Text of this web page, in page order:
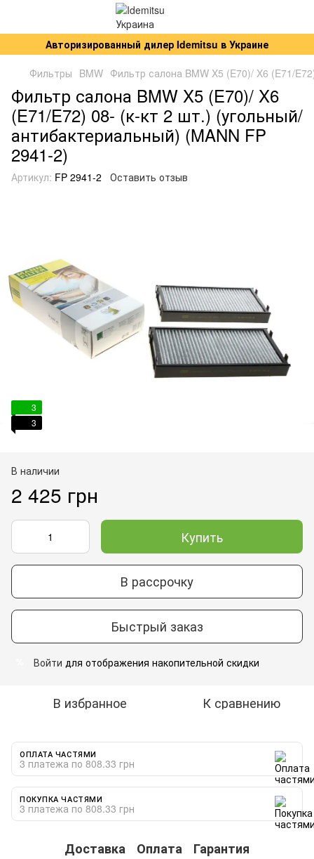
Авторизированный дилер Idemitsu в Украине
Фильтры BMW Фильтр салона BMW X5 (E70)/ X6 (E71/
Фильтр салона BMW X5 (E70)/ X6
(E71/E72) 08- (к-кт 2 шт.) (угольный/
антибактериальный) (MANN FP
2941-2)
Артикул: FP 2941-2 Оставить отзыв
3
3
В наличии
2 425 грн
Купить
В рассрочку
Быстрый заказ
Войти для отображения накопительной скидки
В избранное К сравнению
ОПЛАТА ЧАСТЯМИ
3 платежа по 808.33 грн
ПОКУПКА ЧАСТЯМИ
3 платежа по 808.33 грн
Доставка Оплата Гарантия